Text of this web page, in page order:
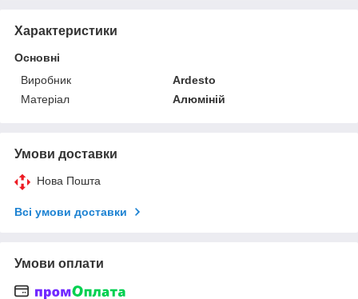
Характеристики
Основні
Виробник
Ardesto
Матеріал
Алюміній
Умови доставки
Нова Пошта
Всі умови доставки
Умови оплати